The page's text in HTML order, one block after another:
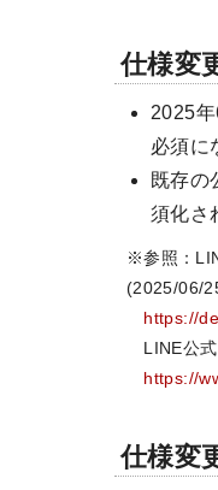
仕様変
2025
必須に
既存の
須化さ
※参照：
(2025/06/
https://
LINE公式
https://
仕様変